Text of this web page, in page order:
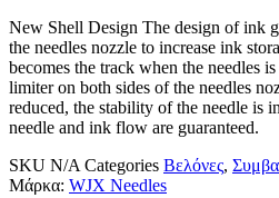
New Shell Design The design of ink
the needles nozzle to increase ink
becomes the track when the needles
limiter on both sides of the needles
reduced, the stability of the needle is
needle and ink flow are guaranteed.
SKU N/A Categories Βελόνες,
Μάρκα: WJX Needles